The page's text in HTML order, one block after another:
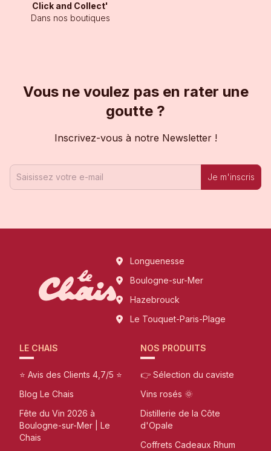
Click and Collect'
Dans nos boutiques
Vous ne voulez pas en rater une
goutte ?
Inscrivez-vous à notre Newsletter !
Je m'inscris
Longuenesse
Boulogne-sur-Mer
Hazebrouck
Le Touquet-Paris-Plage
LE CHAIS
⭐ Avis des Clients 4,7/5 ⭐
Blog Le Chais
Fête du Vin 2026 à
Boulogne-sur-Mer | Le
Chais
NOS PRODUITS
👉 Sélection du caviste
Vins rosés 🌞
Distillerie de la Côte
d'Opale
Coffrets Cadeaux Rhum